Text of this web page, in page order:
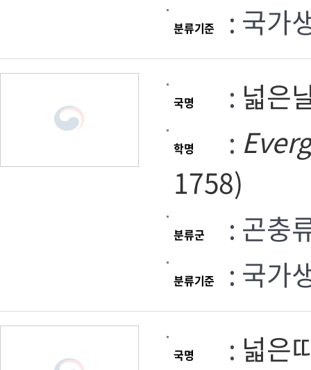
분류기준 : 국가
국명 : 넓은
학명 :
1758)
분류군 : 곤충
분류기준 : 국가
국명 : 넓은